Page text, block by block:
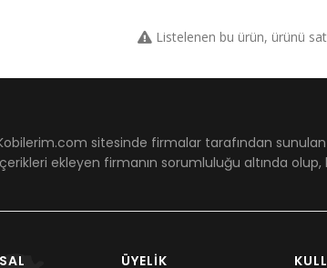
Listelenen bu ürün, ürünü
sitesinde firmalar tarafından
ekleyen firmanın sorumluluğu altında
ÜYELIK